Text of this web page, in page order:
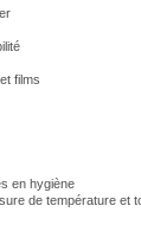
films
en hygiène
de température et